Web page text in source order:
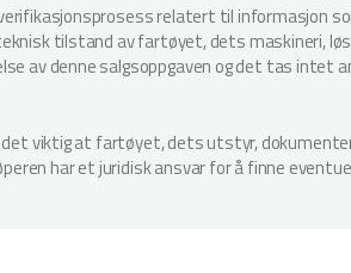
relatert til
tilstand av fartøyet, dets maskineri,
av denne salgsoppgaven og det tas
det viktig at fartøyet, dets utstyr,
har et juridisk ansvar for å finne